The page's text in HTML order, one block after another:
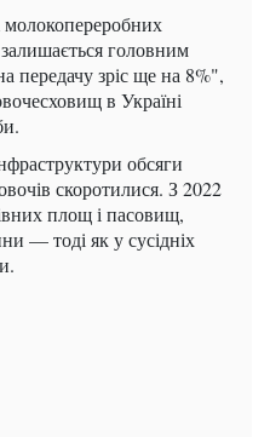
молокопереробних
головним
передачу зріс ще на 8%",
в Україні
обсяги
скоротилися. З 2022
площ і пасовищ,
— тоді як у сусідніх